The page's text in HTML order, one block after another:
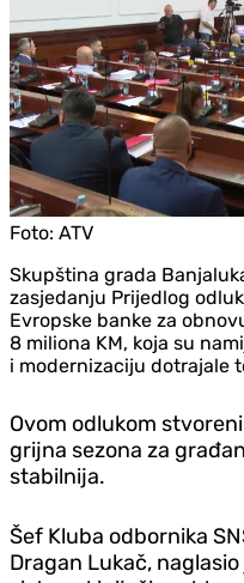
Foto: ATV
Skupština grada
zasjedanju Prijedlog
Evropske banke za
8 miliona KM, koja su
i modernizaciju dotrajale
Ovom odlukom
grijna sezona za
stabilnija.
Šef Kluba odbornika
Dragan Lukač,